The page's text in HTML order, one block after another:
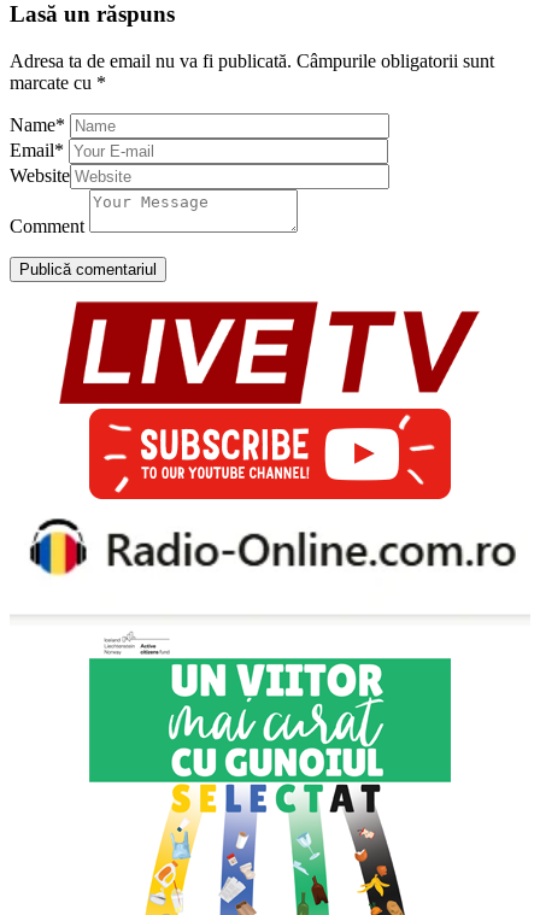
Lasă un răspuns
Adresa ta de email nu va fi publicată. Câmpurile obligatorii sunt
marcate cu *
Name*
Email*
Website
Comment